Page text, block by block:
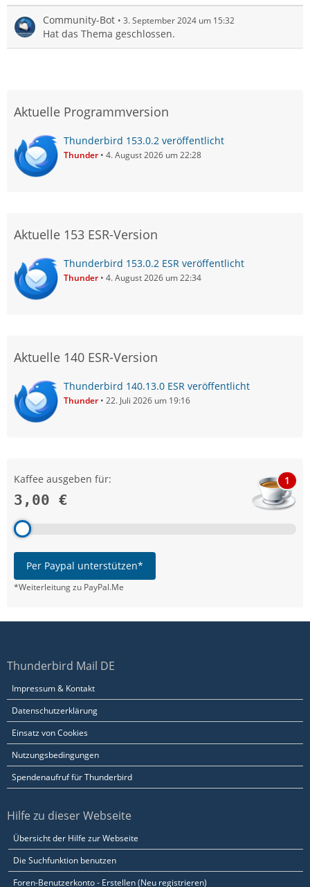
Community-Bot 3. September 2024 um 15:32
Hat das Thema geschlossen.
Aktuelle Programmversion
Thunderbird 153.0.2 veröffentlicht
Thunder 4. August 2026 um 22:28
Aktuelle 153 ESR-Version
Thunderbird 153.0.2 ESR veröffentlicht
Thunder 4. August 2026 um 22:34
Aktuelle 140 ESR-Version
Thunderbird 140.13.0 ESR veröffentlicht
Thunder 22. Juli 2026 um 19:16
Kaffee ausgeben für:
3,00 €
1
Per Paypal unterstützen*
*Weiterleitung zu PayPal.Me
Thunderbird Mail DE
Impressum & Kontakt
Datenschutzerklärung
Einsatz von Cookies
Nutzungsbedingungen
Spendenaufruf für Thunderbird
Hilfe zu dieser Webseite
Übersicht der Hilfe zur Webseite
Die Suchfunktion benutzen
Foren-Benutzerkonto - Erstellen (Neu registrieren)